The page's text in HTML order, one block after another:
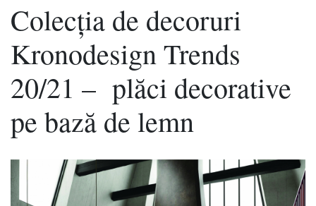
Colecția de decoruri
Kronodesign Trends
20/21 – plăci decorative
pe bază de lemn